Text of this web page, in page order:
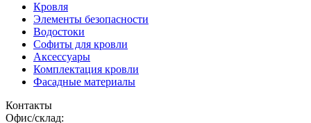
Кровля
Элементы безопасности
Водостоки
Софиты для кровли
Аксессуары
Комплектация кровли
Фасадные материалы
Контакты
Офис/склад: